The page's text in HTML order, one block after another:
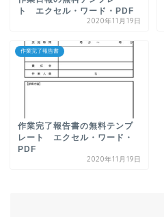
ト エクセル・ワード・PDF
2020年11月19日
作業完了報告書
作業完了報告書の無料テンプ
レート エクセル・ワード・
PDF
2020年11月19日